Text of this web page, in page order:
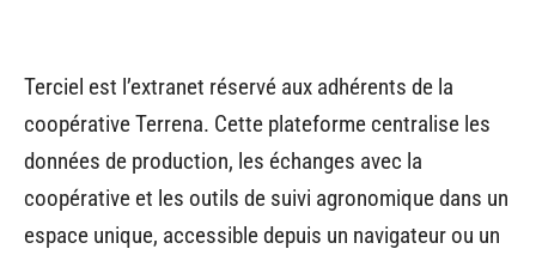
Terciel est l’extranet réservé aux adhérents de la
coopérative Terrena. Cette plateforme centralise les
données de production, les échanges avec la
coopérative et les outils de suivi agronomique dans un
espace unique, accessible depuis un navigateur ou un